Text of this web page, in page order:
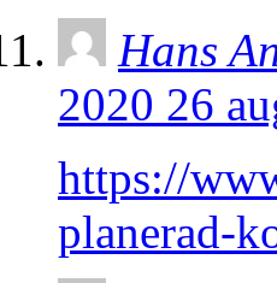
Hans
2020 26
https://
planerad-